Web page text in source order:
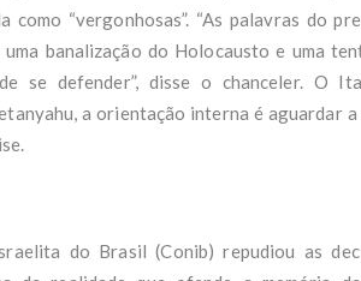
como “vergonhosas”. “As palavras do
uma banalização do Holocausto e uma
se defender”, disse o chanceler. O
a orientação interna é aguardar
do Brasil (Conib) repudiou as